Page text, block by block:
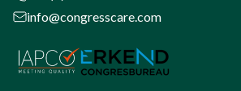
info@congresscare.com